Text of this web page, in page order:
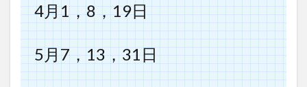
4月1，8，19日
5月7，13，31日